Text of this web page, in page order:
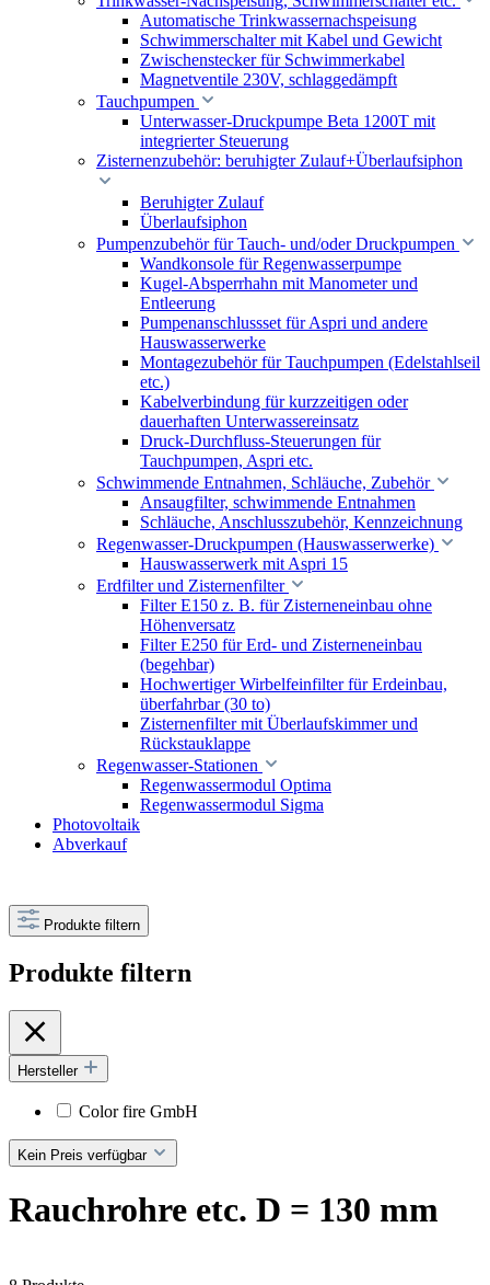
Automatische Trinkwassernachspeisung
Schwimmerschalter mit Kabel und Gewicht
Zwischenstecker für Schwimmerkabel
Magnetventile 230V, schlaggedämpft
Tauchpumpen
Unterwasser-Druckpumpe Beta 1200T mit
integrierter Steuerung
Zisternenzubehör: beruhigter Zulauf+Überlaufsiphon
Beruhigter Zulauf
Überlaufsiphon
Pumpenzubehör für Tauch- und/oder Druckpumpen
Wandkonsole für Regenwasserpumpe
Kugel-Absperrhahn mit Manometer und
Entleerung
Pumpenanschlussset für Aspri und andere
Hauswasserwerke
Montagezubehör für Tauchpumpen (Edelstahlseil
etc.)
Kabelverbindung für kurzzeitigen oder
dauerhaften Unterwassereinsatz
Druck-Durchfluss-Steuerungen für
Tauchpumpen, Aspri etc.
Schwimmende Entnahmen, Schläuche, Zubehör
Ansaugfilter, schwimmende Entnahmen
Schläuche, Anschlusszubehör, Kennzeichnung
Regenwasser-Druckpumpen (Hauswasserwerke)
Hauswasserwerk mit Aspri 15
Erdfilter und Zisternenfilter
Filter E150 z. B. für Zisterneneinbau ohne
Höhenversatz
Filter E250 für Erd- und Zisterneneinbau
(begehbar)
Hochwertiger Wirbelfeinfilter für Erdeinbau,
überfahrbar (30 to)
Zisternenfilter mit Überlaufskimmer und
Rückstauklappe
Regenwasser-Stationen
Regenwassermodul Optima
Regenwassermodul Sigma
Photovoltaik
Abverkauf
Produkte filtern
Produkte filtern
Hersteller
Color fire GmbH
Kein Preis verfügbar
Rauchrohre etc. D = 130 mm